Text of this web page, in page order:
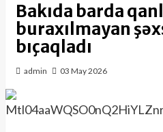
Bakıda barda
buraxılmayan
bıçaqladı
admin 03 May 2026